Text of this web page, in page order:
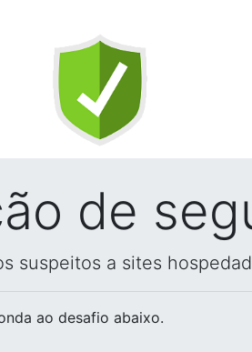
de
suspeitos a sites
ao desafio abaixo.